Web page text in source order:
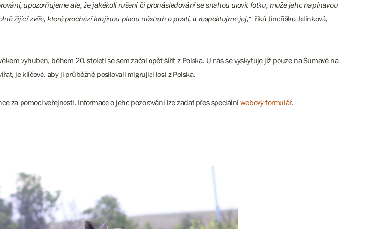
upozorňujeme ale, že jakékoli rušení či pronásledování se snahou ulovit fotku, může jeho napínavou
žijící zvíře, které prochází krajinou plnou nástrah a pastí, a respektujme jej,“říká Jindřiška Jelínková,
vyhuben, během 20. století se sem začal opět šířit z Polska. U nás se vyskytuje již pouze na Šumavě na
je klíčové, aby ji průběžně posilovali migrující losi z Polska.
za pomoci veřejnosti. Informace o jeho pozorování lze zadat přes speciálníwebový formulář.